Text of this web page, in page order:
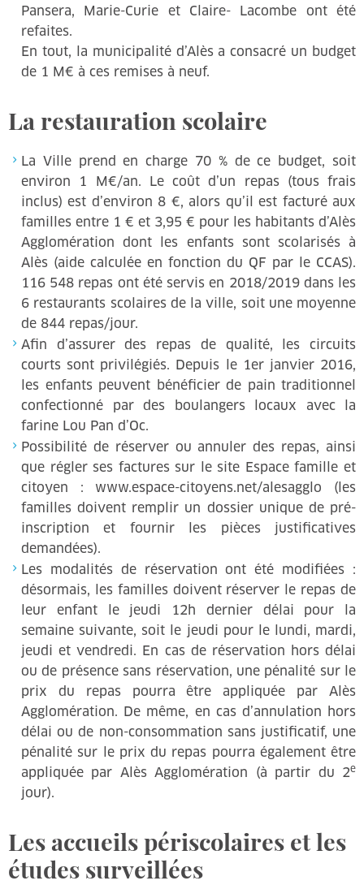
Pansera, Marie-Curie et Claire- Lacombe ont été
refaites.
En tout, la municipalité d’Alès a consacré un budget
de 1 M€ à ces remises à neuf.
La restauration scolaire
La Ville prend en charge 70 % de ce budget, soit
environ 1 M€/an. Le coût d’un repas (tous frais
inclus) est d’environ 8 €, alors qu’il est facturé aux
familles entre 1 € et 3,95 € pour les habitants d’Alès
Agglomération dont les enfants sont scolarisés à
Alès (aide calculée en fonction du QF par le CCAS).
116 548 repas ont été servis en 2018/2019 dans les
6 restaurants scolaires de la ville, soit une moyenne
de 844 repas/jour.
Afin d’assurer des repas de qualité, les circuits
courts sont privilégiés. Depuis le 1er janvier 2016,
les enfants peuvent bénéficier de pain traditionnel
confectionné par des boulangers locaux avec la
farine Lou Pan d’Oc.
Possibilité de réserver ou annuler des repas, ainsi
que régler ses factures sur le site Espace famille et
citoyen : www.espace-citoyens.net/alesagglo (les
familles doivent remplir un dossier unique de pré-
inscription et fournir les pièces justificatives
demandées).
Les modalités de réservation ont été modifiées :
désormais, les familles doivent réserver le repas de
leur enfant le jeudi 12h dernier délai pour la
semaine suivante, soit le jeudi pour le lundi, mardi,
jeudi et vendredi. En cas de réservation hors délai
ou de présence sans réservation, une pénalité sur le
prix du repas pourra être appliquée par Alès
Agglomération. De même, en cas d’annulation hors
délai ou de non-consommation sans justificatif, une
pénalité sur le prix du repas pourra également être
appliquée par Alès Agglomération (à partir du 2e
jour).
Les accueils périscolaires et les
études surveillées